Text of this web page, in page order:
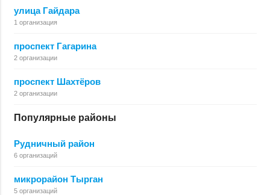
улица Гайдара
1 организация
проспект Гагарина
2 организации
проспект Шахтёров
2 организации
Популярные районы
Рудничный район
6 организаций
микрорайон Тырган
5 организаций